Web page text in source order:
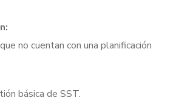
no cuentan con una planificación
básica de SST.